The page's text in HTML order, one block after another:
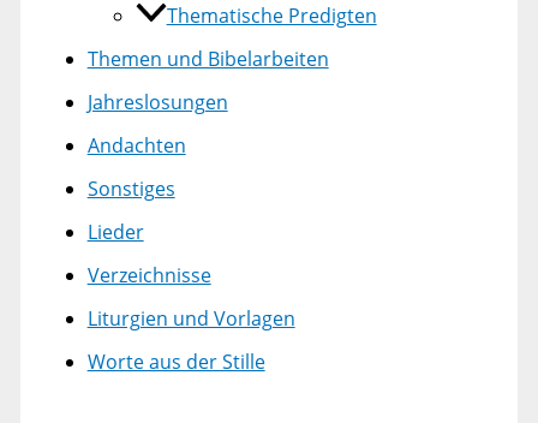
Thematische Predigten
Themen und Bibelarbeiten
Jahreslosungen
Andachten
Sonstiges
Lieder
Verzeichnisse
Liturgien und Vorlagen
Worte aus der Stille